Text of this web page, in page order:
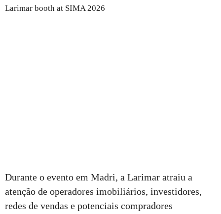
Larimar booth at SIMA 2026
Durante o evento em Madri, a Larimar atraiu a
atenção de operadores imobiliários, investidores,
redes de vendas e potenciais compradores